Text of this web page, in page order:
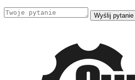
Wyślij pytanie